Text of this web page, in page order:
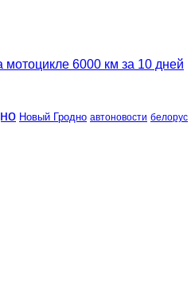
6000 км за 10 дней
Новый Гродно автоновости белорус